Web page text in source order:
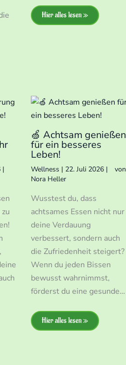
Hier alles lesen »
|
🍏 Achtsam genießen
für ein besseres
Leben!
Wellness | 22. Juli 2026 |
von
Nora Heller
Wusstest du, dass
achtsames Essen nicht nur
deine Verdauung
verbessert, sondern auch
die Zufriedenheit steigert?
Wenn du jeden Bissen
bewusst wahrnimmst,
förderst du eine gesunde…
Hier alles lesen »